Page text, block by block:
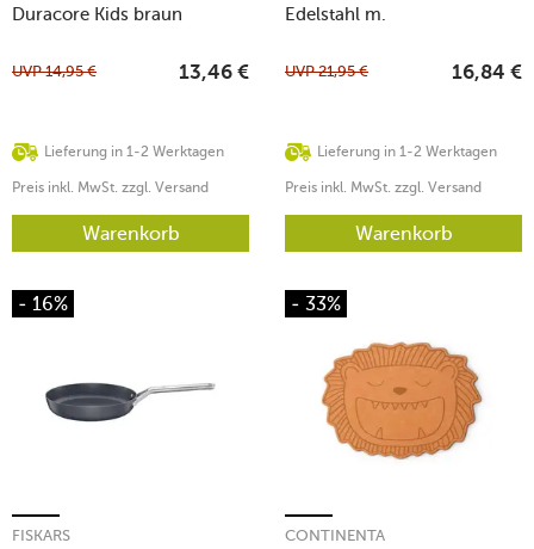
Duracore Kids braun
Lieferung in 1-2 Werktagen
UVP14,95 € 13,46 €
Preis inkl. MwSt. zzgl. Versand
Warenkorb
Edelstahl m.
Lieferung in 1-2 Werktagen
UVP21,95 € 16,84 €
Preis inkl. MwSt. zzgl. Versand
Warenkorb
- 16%
FISKARS
- 33%
CONTINENTA